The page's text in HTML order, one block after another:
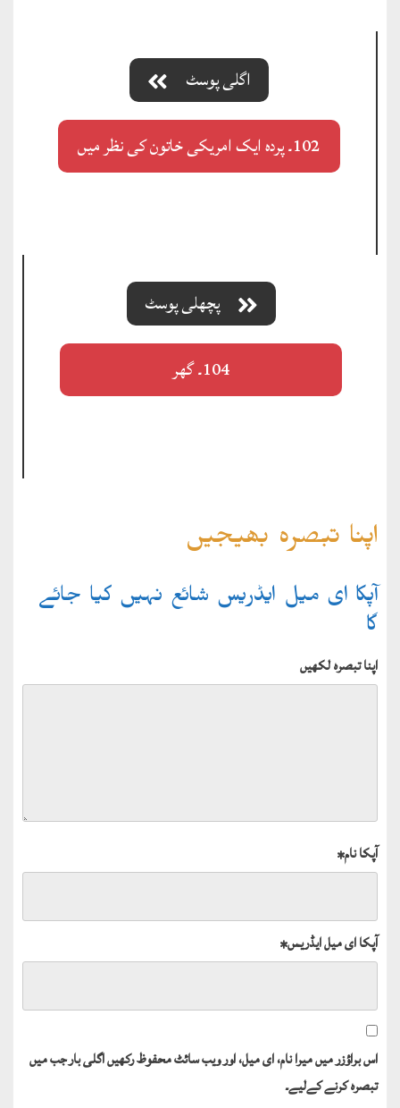
اگلی پوسٹ
102۔ پردہ ایک امریکی خاتون کی نظر میں
پچھلی پوسٹ
104۔ گھر
اپنا تبصرہ بھیجیں
آپکا ای میل ایڈریس شائع نہیں کیا جائے
گا
اپنا تبصرہ لکھیں
آپکا نام*
آپکا ای میل ایڈریس*
اس براؤزر میں میرا نام، ای میل، اور ویب سائٹ محفوظ رکھیں اگلی بار جب میں
تبصرہ کرنے کےلیے۔